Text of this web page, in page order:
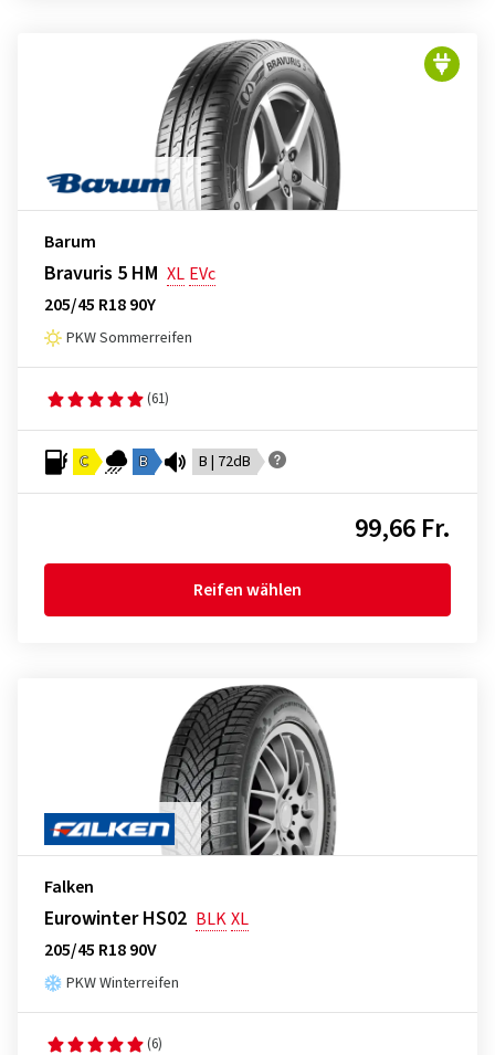
Barum
Bravuris 5 HM XL EVc
205/45 R18 90Y
PKW Sommerreifen
(61)
C B B | 72dB
99,66 Fr.
Reifen wählen
Falken
Eurowinter HS02 BLKXL
205/45 R18 90V
PKW Winterreifen
(6)